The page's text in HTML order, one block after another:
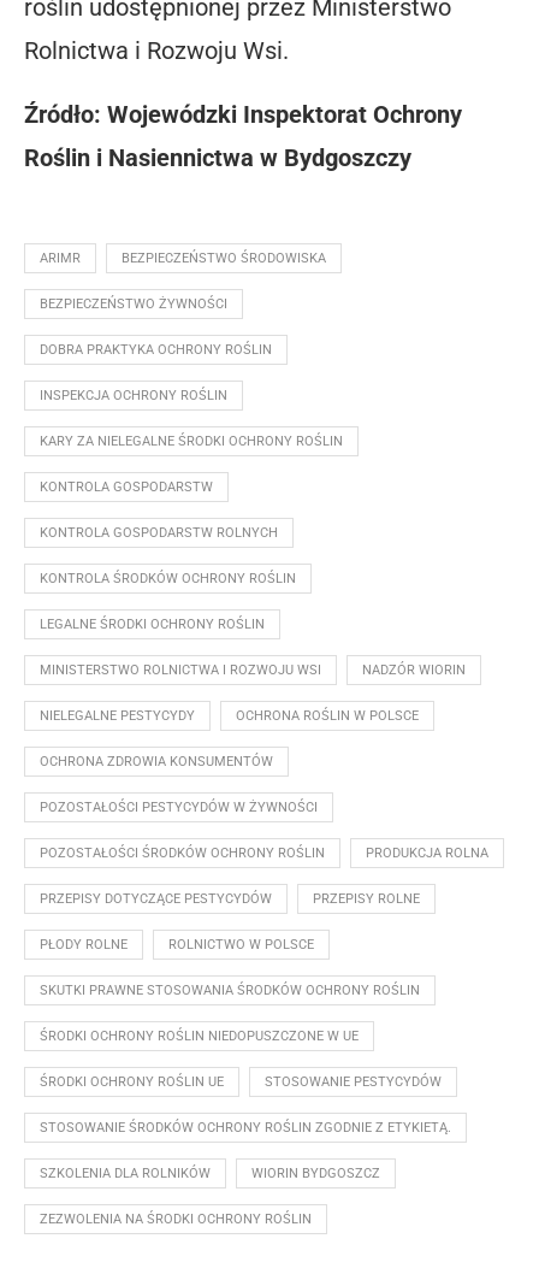
roślin udostępnionej przez Ministerstwo
Rolnictwa i Rozwoju Wsi.
Źródło: Wojewódzki Inspektorat Ochrony
Roślin i Nasiennictwa w Bydgoszczy
ARIMR BEZPIECZEŃSTWO ŚRODOWISKA
BEZPIECZEŃSTWO ŻYWNOŚCI
DOBRA PRAKTYKA OCHRONY ROŚLIN
INSPEKCJA OCHRONY ROŚLIN
KARY ZA NIELEGALNE ŚRODKI OCHRONY ROŚLIN
KONTROLA GOSPODARSTW
KONTROLA GOSPODARSTW ROLNYCH
KONTROLA ŚRODKÓW OCHRONY ROŚLIN
LEGALNE ŚRODKI OCHRONY ROŚLIN
MINISTERSTWO ROLNICTWA I ROZWOJU WSI NADZÓR WIORIN
NIELEGALNE PESTYCYDY OCHRONA ROŚLIN W POLSCE
OCHRONA ZDROWIA KONSUMENTÓW
POZOSTAŁOŚCI PESTYCYDÓW W ŻYWNOŚCI
POZOSTAŁOŚCI ŚRODKÓW OCHRONY ROŚLIN PRODUKCJA ROLNA
PRZEPISY DOTYCZĄCE PESTYCYDÓW PRZEPISY ROLNE
PŁODY ROLNE ROLNICTWO W POLSCE
SKUTKI PRAWNE STOSOWANIA ŚRODKÓW OCHRONY ROŚLIN
ŚRODKI OCHRONY ROŚLIN NIEDOPUSZCZONE W UE
ŚRODKI OCHRONY ROŚLIN UE STOSOWANIE PESTYCYDÓW
STOSOWANIE ŚRODKÓW OCHRONY ROŚLIN ZGODNIE Z ETYKIETĄ.
SZKOLENIA DLA ROLNIKÓW WIORIN BYDGOSZCZ
ZEZWOLENIA NA ŚRODKI OCHRONY ROŚLIN